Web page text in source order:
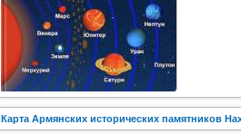
Карта Армянских исторических памятников